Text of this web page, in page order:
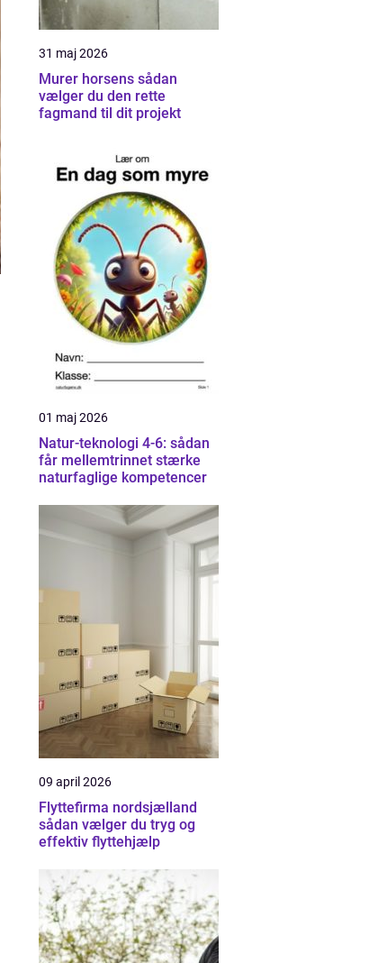
31 maj 2026
Murer horsens sådan
vælger du den rette
fagmand til dit projekt
01 maj 2026
Natur-teknologi 4-6: sådan
får mellemtrinnet stærke
naturfaglige kompetencer
09 april 2026
Flyttefirma nordsjælland
sådan vælger du tryg og
effektiv flyttehjælp